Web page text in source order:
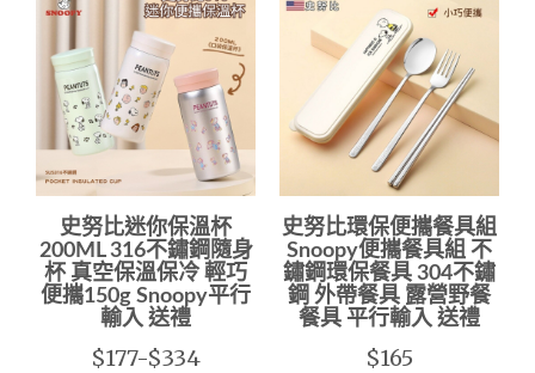
史努比迷你保溫杯
200ML 316不鏽鋼隨身
杯 真空保溫保冷 輕巧
便攜150g Snoopy平行
輸入 送禮
$177-$334
史努比環保便攜餐具組
Snoopy便攜餐具組 不
鏽鋼環保餐具 304不鏽
鋼 外帶餐具 露營野餐
餐具 平行輸入 送禮
$165